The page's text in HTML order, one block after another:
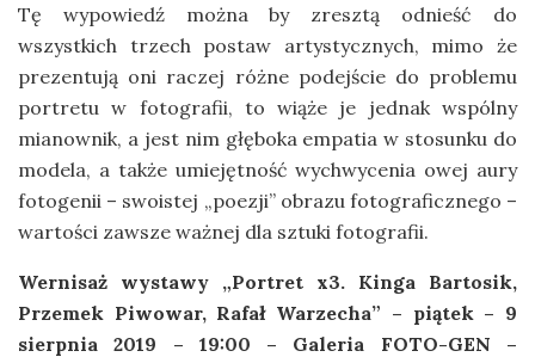
Tę wypowiedź można by zresztą odnieść do
wszystkich trzech postaw artystycznych, mimo że
prezentują oni raczej różne podejście do problemu
portretu w fotografii, to wiąże je jednak wspólny
mianownik, a jest nim głęboka empatia w stosunku do
modela, a także umiejętność wychwycenia owej aury
fotogenii – swoistej „poezji” obrazu fotograficznego –
wartości zawsze ważnej dla sztuki fotografii.
Wernisaż wystawy „Portret x3. Kinga Bartosik,
Przemek Piwowar, Rafał Warzecha” – piątek – 9
sierpnia 2019 – 19:00 – Galeria FOTO-GEN –